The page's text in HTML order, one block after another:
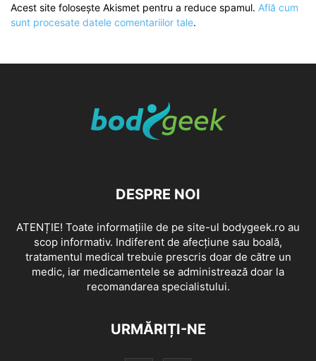
Acest site folosește Akismet pentru a reduce spamul. Află cum
sunt procesate datele comentariilor tale.
DESPRE NOI
ATENȚIE! Toate informațiile de pe site-ul bodygeek.ro au
scop informativ. Indiferent de afecțiune sau boală,
tratamentul medical trebuie prescris doar de către un
medic, iar medicamentele se administrează doar la
recomandarea specialistului.
URMĂRIȚI-NE